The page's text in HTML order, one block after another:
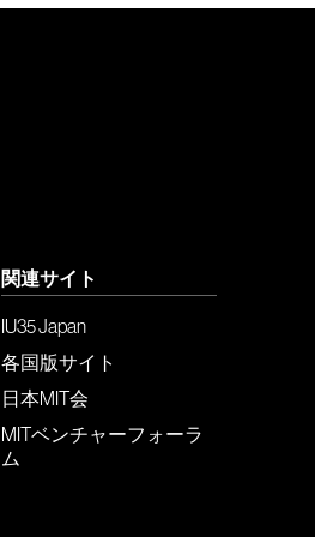
関連サイト
IU35 Japan
各国版サイト
日本MIT会
MITベンチャーフォーラ
ム